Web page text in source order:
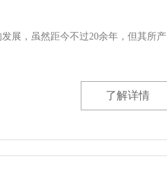
展，虽然距今不过20余年，但其所产
了解详情